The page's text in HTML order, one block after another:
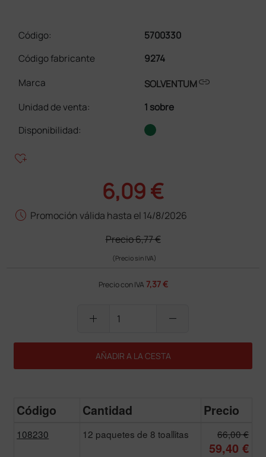
Código:
5700330
Código fabricante
9274
Marca
SOLVENTUMlink
Unidad de venta:
1 sobre
Disponibilidad:
heart_plus
6,09 €
schedule Promoción válida hasta el 14/8/2026
Precio6,77 €
(Precio sin IVA)
Precio con IVA 7,37 €
add remove
AÑADIR A LA CESTA
Código Cantidad Precio
108230 12 paquetes de 8 toallitas 66,00 €
59,40 €